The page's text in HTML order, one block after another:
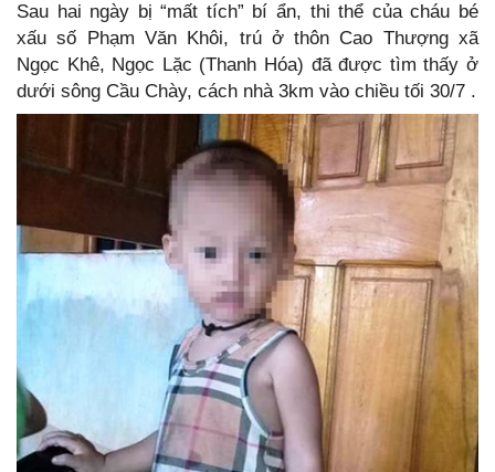
Sau hai ngày bị “mất tích” bí ẩn, thi thể của cháu bé
xấu số Phạm Văn Khôi, trú ở thôn Cao Thượng xã
Ngọc Khê, Ngọc Lặc (Thanh Hóa) đã được tìm thấy ở
dưới sông Cầu Chày, cách nhà 3km vào chiều tối 30/7 .